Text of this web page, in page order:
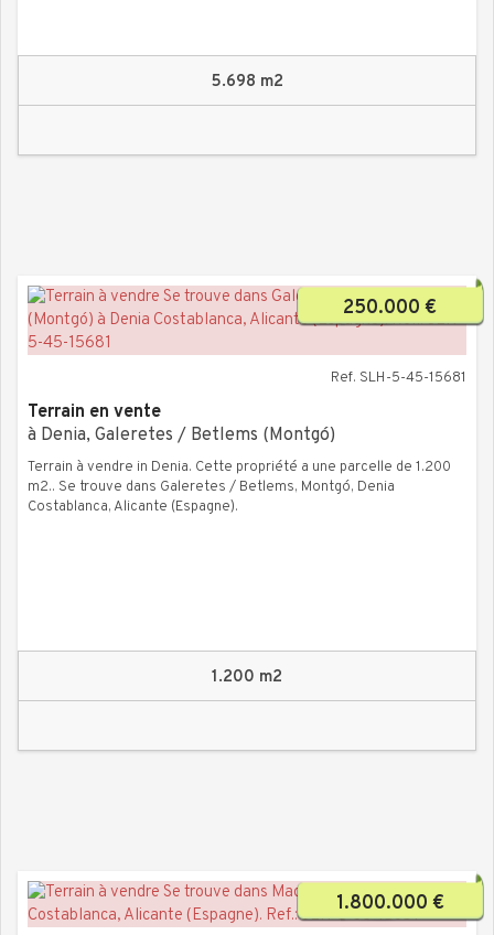
5.698 m2
250.000 €
Ref. SLH-5-45-15681
Terrain en vente
à Denia, Galeretes / Betlems (Montgó)
Terrain à vendre in Denia. Cette propriété a une parcelle de 1.200
m2.. Se trouve dans Galeretes / Betlems, Montgó, Denia
Costablanca, Alicante (Espagne).
1.200 m2
1.800.000 €